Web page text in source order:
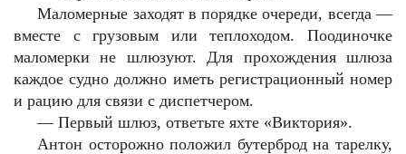
Маломерные заходят в порядке очереди, всегда —
вместе с грузовым или теплоходом. Поодиночке
маломерки не шлюзуют. Для прохождения шлюза
каждое судно должно иметь регистрационный номер
и рацию для связи с диспетчером.
—Первый шлюз, ответьте яхте «Виктория».
Антон осторожно положил бутерброд на тарелку,